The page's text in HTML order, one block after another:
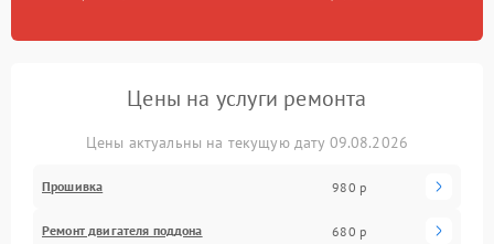
Цены на услуги ремонта
Цены актуальны на текущую дату 09.08.2026
Прошивка 980 р
Ремонт двигателя поддона 680 р